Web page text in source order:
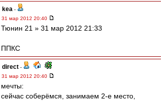
kea -
31 мар 2012 20:40
Тюнин 21 » 31 мар 2012 21:33
ППКС
direct -
31 мар 2012 20:40
мечты:
сейчас соберёмся, занимаем 2-е место,